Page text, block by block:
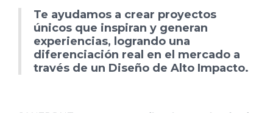
Te ayudamos a crear proyectos
únicos que inspiran y generan
experiencias, logrando una
diferenciación real en el mercado a
través de un Diseño de Alto Impacto.